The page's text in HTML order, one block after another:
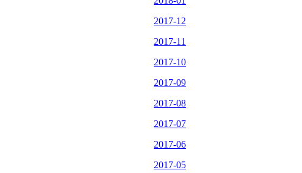
2017-12
2017-11
2017-10
2017-09
2017-08
2017-07
2017-06
2017-05